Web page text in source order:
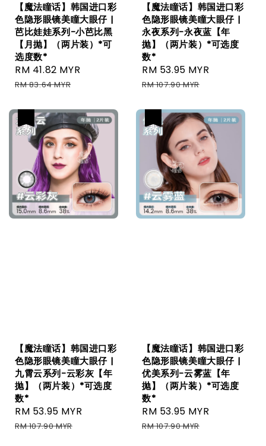
【魔法瞳话】韩国进口彩
色隐形眼镜美瞳大眼仔 |
芭比娃娃系列-小芭比黑
【月抛】（两片装）*可
选度数*
Sale
price
RM 41.82 MYR
RM 83.64 MYR
【魔法瞳话】韩国进口彩
色隐形眼镜美瞳大眼仔 |
永夜系列-永夜蓝【年
抛】（两片装）*可选度
数*
Sale
price
RM 53.95 MYR
RM 107.90 MYR
【魔法瞳话】韩国进口彩
色隐形眼镜美瞳大眼仔 |
九霄云系列-云彩灰【年
抛】（两片装）*可选度
数*
Sale
price
RM 53.95 MYR
RM 107.90 MYR
【魔法瞳话】韩国进口彩
色隐形眼镜美瞳大眼仔 |
优美系列-云雾蓝【年
抛】（两片装）*可选度
数*
Sale
price
RM 53.95 MYR
RM 107.90 MYR